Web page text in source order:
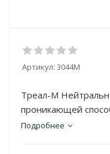
Артикул: 3044M
Треал-М
проникающей
Подробнее